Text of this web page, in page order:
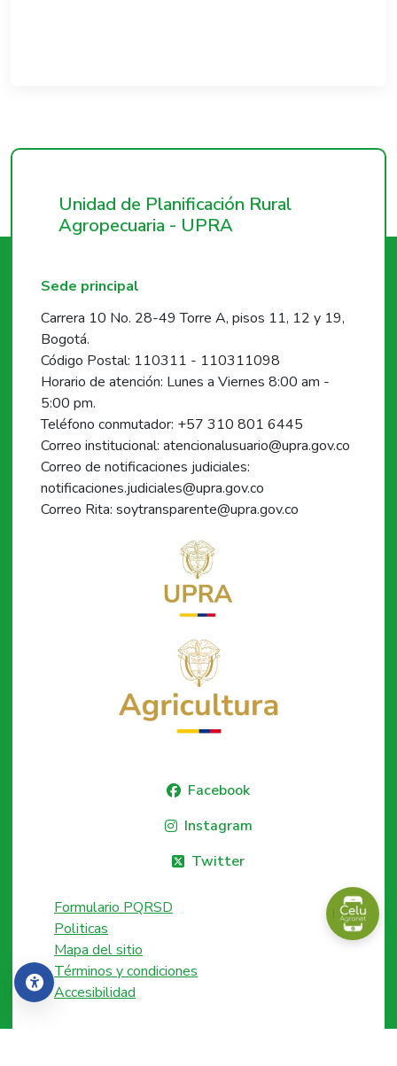
Accesibilidad
Unidad de Planificación Rural
Agropecuaria - UPRA
Sede principal
Carrera 10 No. 28-49 Torre A, pisos 11, 12 y 19,
Bogotá.
Código Postal: 110311 - 110311098
Horario de atención: Lunes a Viernes 8:00 am -
5:00 pm.
Teléfono conmutador: +57 310 801 6445
Correo institucional: atencionalusuario@upra.gov.co
Correo de notificaciones judiciales:
notificaciones.judiciales@upra.gov.co
Correo Rita: soytransparente@upra.gov.co
Facebook
Instagram
Twitter
Formulario PQRSD
Politicas
Mapa del sitio
Términos y condiciones
Accesibilidad